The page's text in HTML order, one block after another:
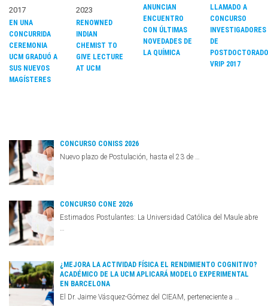
2017
EN UNA
CONCURRIDA
CEREMONIA
UCM GRADUÓ A
SUS NUEVOS
MAGÍSTERES
2023
RENOWNED
INDIAN
CHEMIST TO
GIVE LECTURE
AT UCM
ANUNCIAN
ENCUENTRO
CON ÚLTIMAS
NOVEDADES DE
LA QUÍMICA
LLAMADO A
CONCURSO
INVESTIGADORES
DE
POSTDOCTORADO
VRIP 2017
CONCURSO CONISS 2026
Nuevo plazo de Postulación, hasta el 23 de …
CONCURSO CONE 2026
Estimados Postulantes: La Universidad Católica del Maule abre
…
¿MEJORA LA ACTIVIDAD FÍSICA EL RENDIMIENTO COGNITIVO?
ACADÉMICO DE LA UCM APLICARÁ MODELO EXPERIMENTAL
EN BARCELONA
El Dr. Jaime Vásquez-Gómez del CIEAM, perteneciente a …